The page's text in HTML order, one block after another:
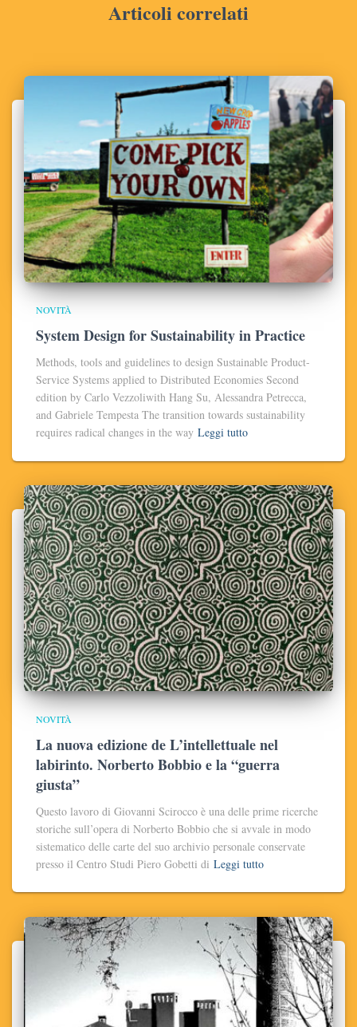
Articoli correlati
NOVITÀ
System Design for Sustainability in Practice
Methods, tools and guidelines to design Sustainable Product-
Service Systems applied to Distributed Economies Second
edition by Carlo Vezzoliwith Hang Su, Alessandra Petrecca,
and Gabriele Tempesta The transition towards sustainability
requires radical changes in the way Leggi tutto
NOVITÀ
La nuova edizione de L’intellettuale nel
labirinto. Norberto Bobbio e la “guerra
giusta”
Questo lavoro di Giovanni Scirocco è una delle prime ricerche
storiche sull’opera di Norberto Bobbio che si avvale in modo
sistematico delle carte del suo archivio personale conservate
presso il Centro Studi Piero Gobetti di Leggi tutto